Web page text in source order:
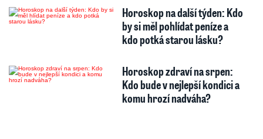
Horoskop na další týden: Kdo
by si měl pohlídat peníze a
kdo potká starou lásku?
Horoskop zdraví na srpen:
Kdo bude v nejlepší kondici a
komu hrozí nadváha?